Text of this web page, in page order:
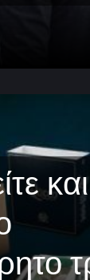
και